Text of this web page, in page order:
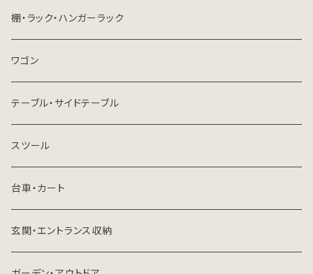
棚・ラック・ハンガーラック
ワゴン
テーブル・サイドテーブル
スツール
台車・カート
玄関・エントランス収納